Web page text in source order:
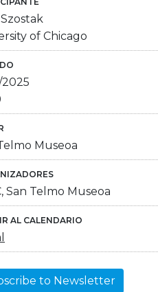
of Chicago
2025
Museoa
San Telmo Museoa
AL CALENDARIO
to Newsletter